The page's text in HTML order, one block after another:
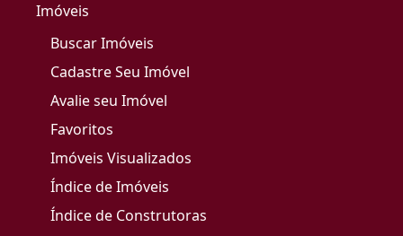
Imóveis
Buscar Imóveis
Cadastre Seu Imóvel
Avalie seu Imóvel
Favoritos
Imóveis Visualizados
Índice de Imóveis
Índice de Construtoras